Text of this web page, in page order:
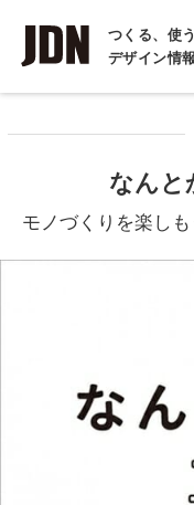
つくる、使
デザイン情
インタビュー
COLUMN
なんと
モノづくりを楽し